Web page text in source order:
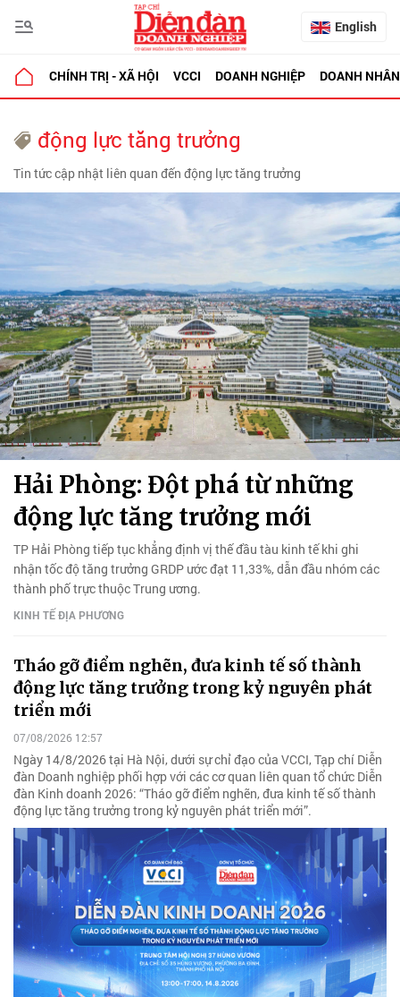
English
CHÍNH TRỊ - XÃ HỘI VCCI DOANH NGHIỆP DOANH NHÂN
động lực tăng trưởng
Tin tức cập nhật liên quan đến động lực tăng trưởng
Hải Phòng: Đột phá từ những
động lực tăng trưởng mới
TP Hải Phòng tiếp tục khẳng định vị thế đầu tàu kinh tế khi ghi
nhận tốc độ tăng trưởng GRDP ước đạt 11,33%, dẫn đầu nhóm các
thành phố trực thuộc Trung ương.
KINH TẾ ĐỊA PHƯƠNG
Tháo gỡ điểm nghẽn, đưa kinh tế số thành
động lực tăng trưởng trong kỷ nguyên phát
triển mới
07/08/2026 12:57
Ngày 14/8/2026 tại Hà Nội, dưới sự chỉ đạo của VCCI, Tạp chí Diễn
đàn Doanh nghiệp phối hợp với các cơ quan liên quan tổ chức Diễn
đàn Kinh doanh 2026: “Tháo gỡ điểm nghẽn, đưa kinh tế số thành
động lực tăng trưởng trong kỷ nguyên phát triển mới”.